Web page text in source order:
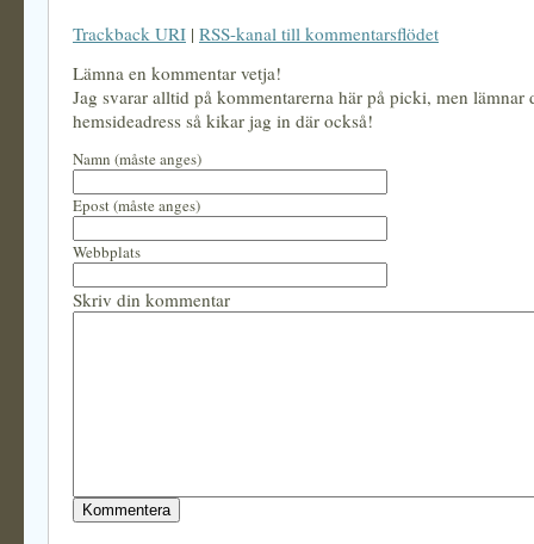
Trackback URI | RSS-kanal till kommentarsflödet
Lämna en kommentar vetja!
Jag svarar alltid på kommentarerna här på picki, men lämnar
hemsideadress så kikar jag in där också!
Namn (måste anges)
Epost (måste anges)
Webbplats
Skriv din kommentar